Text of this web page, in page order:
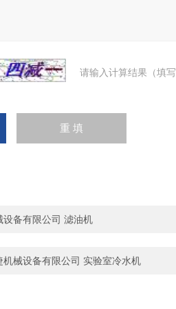
请输入计算结果（填
设备有限公司 滤油机
械设备有限公司 实验室冷水机